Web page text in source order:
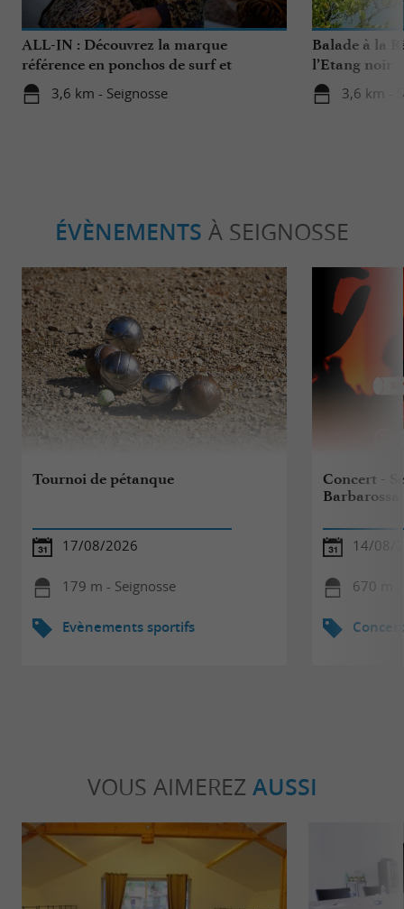
ALL-IN : Découvrez la marque
référence en ponchos de surf et
accessoires de sports nautiques !
3,6 km - Seignosse
Balade à la
l’Etang noir
3,6 km -
ÉVÈNEMENTS À SEIGNOSSE
Tournoi de pétanque
17/08/2026
179 m - Seignosse
Evènements sportifs
Concert -
Barbarossa
14/08/
670 m -
VOUS AIMEREZ AUSSI